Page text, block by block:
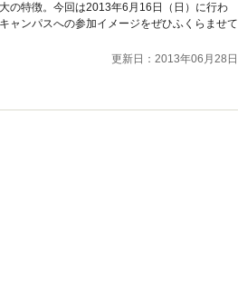
の特徴。今回は2013年6月16日（日）に行わ
ンパスへの参加イメージをぜひふくらませて
更新日：2013年06月28日